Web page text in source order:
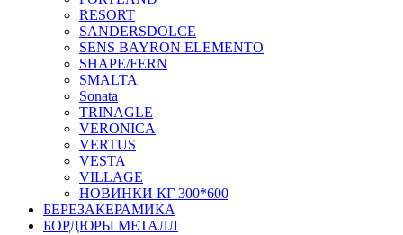
RESORT
SANDERSDOLCE
SENS BAYRON ELEMENTO
SHAPE/FERN
SMALTA
Sonata
TRINAGLE
VERONICA
VERTUS
VESTA
VILLAGE
НОВИНКИ КГ 300*600
БЕРЕЗАКЕРАМИКА
БОРДЮРЫ МЕТАЛЛ